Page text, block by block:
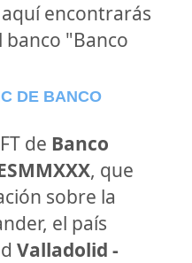
encontrarás
"Banco
DE BANCO
de Banco
, que
sobre la
el país
Valladolid -